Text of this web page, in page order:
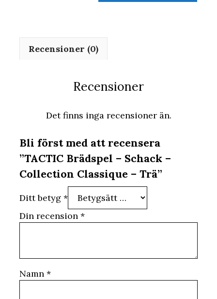
Recensioner (0)
Recensioner
Det finns inga recensioner än.
Bli först med att recensera
”TACTIC Brädspel – Schack –
Collection Classique – Trä”
Ditt betyg *
Din recension *
Namn *